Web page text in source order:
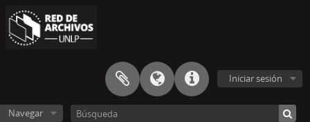
Iniciar sesión
Navegar